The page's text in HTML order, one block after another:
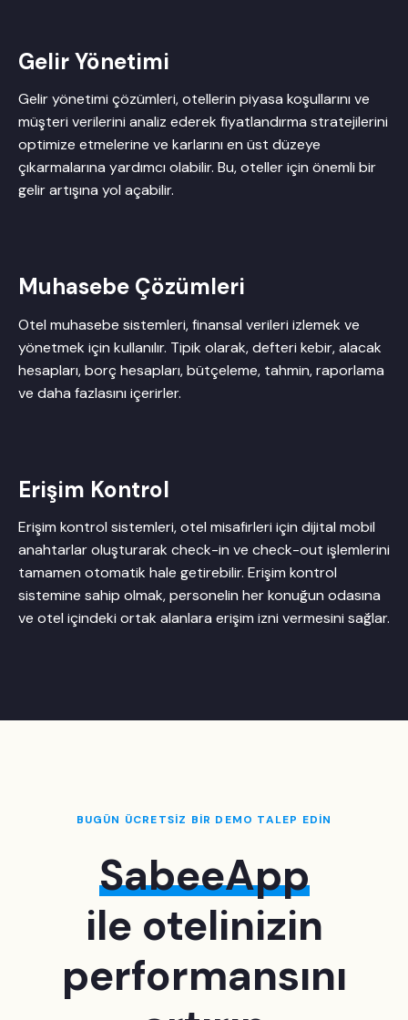
Gelir Yönetimi
Gelir yönetimi çözümleri, otellerin piyasa koşullarını ve
müşteri verilerini analiz ederek fiyatlandırma stratejilerini
optimize etmelerine ve karlarını en üst düzeye
çıkarmalarına yardımcı olabilir. Bu, oteller için önemli bir
gelir artışına yol açabilir.
Muhasebe Çözümleri
Otel muhasebe sistemleri, finansal verileri izlemek ve
yönetmek için kullanılır. Tipik olarak, defteri kebir, alacak
hesapları, borç hesapları, bütçeleme, tahmin, raporlama
ve daha fazlasını içerirler.
Erişim Kontrol
Erişim kontrol sistemleri, otel misafirleri için dijital mobil
anahtarlar oluşturarak check-in ve check-out işlemlerini
tamamen otomatik hale getirebilir. Erişim kontrol
sistemine sahip olmak, personelin her konuğun odasına
ve otel içindeki ortak alanlara erişim izni vermesini sağlar.
BUGÜN ÜCRETSİZ BİR DEMO TALEP EDİN
SabeeApp
ile otelinizin
performansını